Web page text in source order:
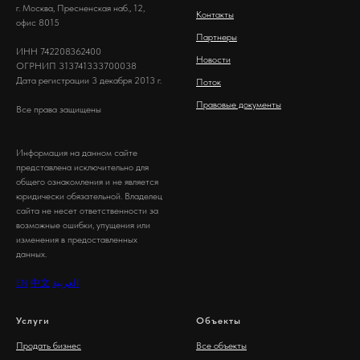
г. Москва, Пресненская наб., 12,
офис 8015
ИНН 742208362400
ОГРНИП 313741333700038
Дата регистрации 3 декабря 2013 г.
Все права защищены
Информация на данном сайте
представлена исключительно для
общего ознакомления и не является
юридически обязательной. Владелец
сайта не несет ответственности за
возможные ошибки, упущения или
изменения в предоставленных
данных.
EN 中文 العربية
Контакты
Партнеры
Новости
Поток
Правовые документы
Услуги
Продать бизнес
Объекты
Все объекты